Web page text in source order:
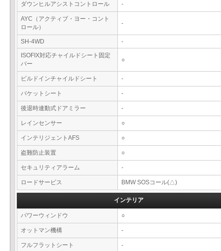
ダウンヒルアシストコントロール -
AYC（アクティブ・ヨー・コント
ロール）
-
SH-4WD
-
ISOFIX対応チャイルドシート固定
バー
○
ビルドインチャイルドシート -
バケットシート -
後退時連動式ドアミラー -
レインセンサー ○
インテリジェントAFS ○
盗難防止装置 ○
セキュリティアラーム -
ロードサービス BMW SOSコール(△)
インテリア
パワーウィンドウ ○
オットマン機構 -
フルフラットシート -